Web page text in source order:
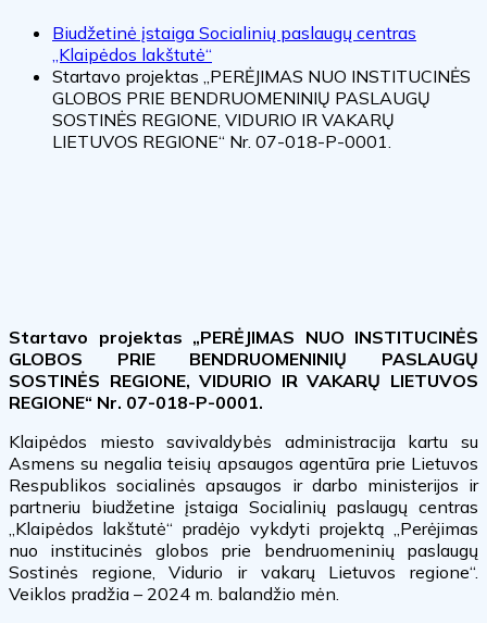
Biudžetinė įstaiga Socialinių paslaugų centras
„Klaipėdos lakštutė“
Startavo projektas „PERĖJIMAS NUO INSTITUCINĖS
GLOBOS PRIE BENDRUOMENINIŲ PASLAUGŲ
SOSTINĖS REGIONE, VIDURIO IR VAKARŲ
LIETUVOS REGIONE“ Nr. 07-018-P-0001.
Startavo projektas „PERĖJIMAS NUO INSTITUCINĖS
GLOBOS PRIE BENDRUOMENINIŲ PASLAUGŲ
SOSTINĖS REGIONE, VIDURIO IR VAKARŲ LIETUVOS
REGIONE“ Nr. 07-018-P-0001.
Klaipėdos miesto savivaldybės administracija kartu su
Asmens su negalia teisių apsaugos agentūra prie Lietuvos
Respublikos socialinės apsaugos ir darbo ministerijos ir
partneriu biudžetine įstaiga Socialinių paslaugų centras
„Klaipėdos lakštutė“ pradėjo vykdyti projektą „Perėjimas
nuo institucinės globos prie bendruomeninių paslaugų
Sostinės regione, Vidurio ir vakarų Lietuvos regione“.
Veiklos pradžia – 2024 m. balandžio mėn.